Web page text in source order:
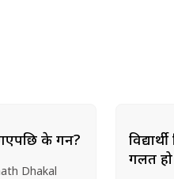
के गर्ने?
Dhakal
गलत हो